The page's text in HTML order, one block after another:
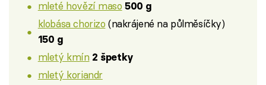
mleté hovězí maso 500 g
klobása chorizo (nakrájené na půlměsíčky)
150 g
mletý kmín 2 špetky
mletý koriandr